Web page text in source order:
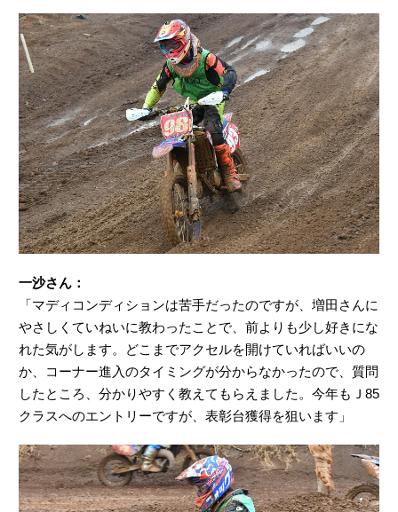
一沙さん：
「マディコンディションは苦手だったのですが、増田さんに
やさしくていねいに教わったことで、前よりも少し好きにな
れた気がします。どこまでアクセルを開けていればいいの
か、コーナー進入のタイミングが分からなかったので、質問
したところ、分かりやすく教えてもらえました。今年もＪ85
クラスへのエントリーですが、表彰台獲得を狙います」